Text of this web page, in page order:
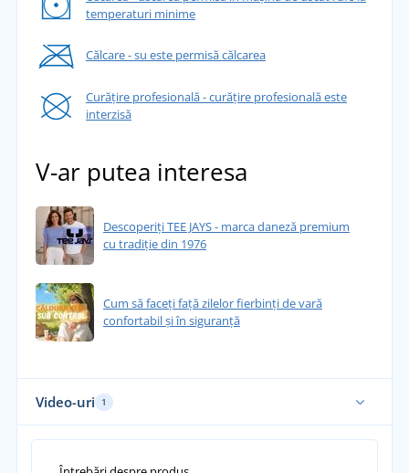
temperaturi minime
Călcare - su este permisă călcarea
Curățire profesională - curățire profesională este
interzisă
V-ar putea interesa
Descoperiți TEE JAYS - marca daneză premium
cu tradiție din 1976
Cum să faceți față zilelor fierbinți de vară
confortabil și în siguranță
Video-uri 1